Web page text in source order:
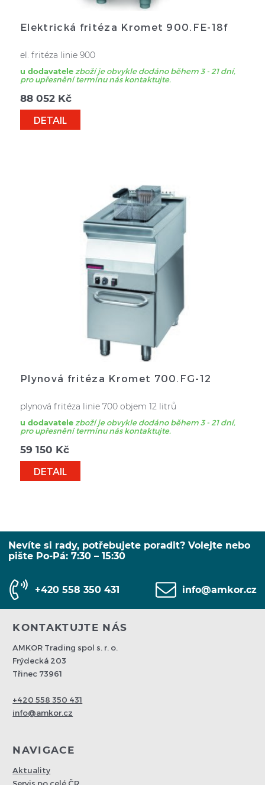
Elektrická fritéza Kromet 900.FE-18f
el. fritéza linie 900
u dodavatele zboží je obvykle dodáno během 3 - 21 dní,
pro upřesnění termínu nás kontaktujte.
88 052 Kč
DETAIL
Plynová fritéza Kromet 700.FG-12
plynová fritéza linie 700 objem 12 litrů
u dodavatelezboží je obvykle dodáno během 3 - 21 dní,
pro upřesnění termínu nás kontaktujte.
59 150 Kč
DETAIL
Nevíte si rady, potřebujete poradit? Volejte nebo
pište Po-Pá: 7:30 – 15:30
+420 558 350 431 info@amkor.cz
KONTAKTUJTE NÁS
AMKOR Trading spol s. r. o.
Frýdecká 203
Třinec 73961
+420 558 350 431
info@amkor.cz
NAVIGACE
Aktuality
Servis po celé ČR